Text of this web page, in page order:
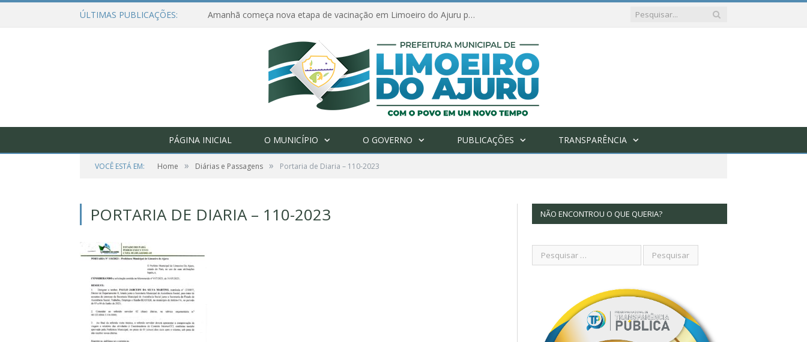
ÚLTIMAS PUBLICAÇÕES: Amanhã começa nova etapa de vacinação em Limoeiro do Ajuru para idosos com 65 ou mais
PÁGINA INICIAL O MUNICÍPIO O GOVERNO PUBLICAÇÕES TRANSPARÊNCIA
VOCÊ ESTÁ EM: Home » Diárias e Passagens » Portaria de Diaria – 110-2023
PORTARIA DE DIARIA – 110-2023 NÃO ENCONTROU O QUE QUERIA?